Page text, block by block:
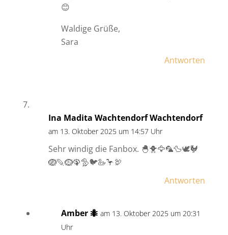
😊
Waldige Grüße,
Sara
Antworten
Ina Madita Wachtendorf Wachtendorf
am 13. Oktober 2025 um 14:57 Uhr
Sehr windig die Fanbox. 🐣🐥🦅🦜🦆🕊🐓
🪺🪶🪹🦚🦤🐦🦢🦩🦃
Antworten
Amber 🐜 am 13. Oktober 2025 um 20:31
Uhr